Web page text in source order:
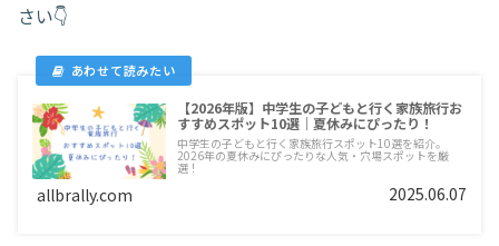
さい👇
【2026年版】中学生の子どもと行く家族旅行お
すすめスポット10選｜夏休みにぴったり！
中学生の子どもと行く家族旅行スポット10選を紹介。
2026年の夏休みにぴったりな人気・穴場スポットを厳
選！
allbrally.com 2025.06.07